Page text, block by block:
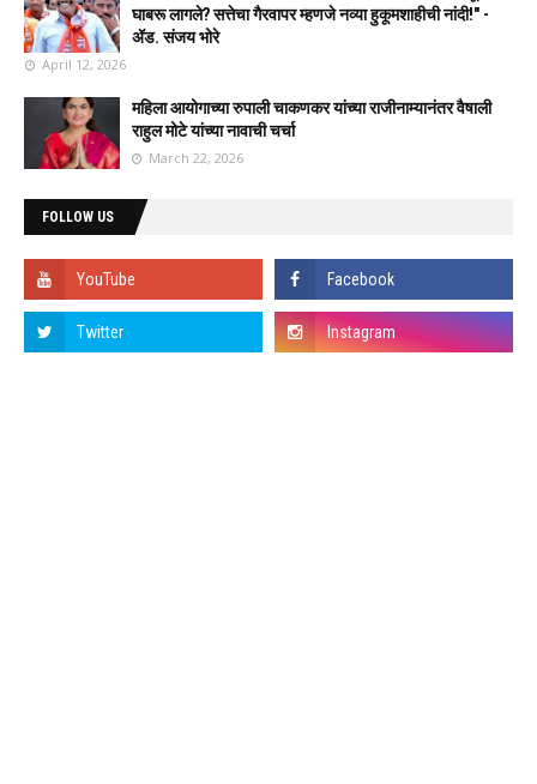
घाबरू लागले? सत्तेचा गैरवापर म्हणजे नव्या हुकूमशाहीची नांदी!" -
ॲड. संजय भोरे
April 12, 2026
महिला आयोगाच्या रुपाली चाकणकर यांच्या राजीनाम्यानंतर वैषाली
राहुल मोटे यांच्या नावाची चर्चा
March 22, 2026
FOLLOW US